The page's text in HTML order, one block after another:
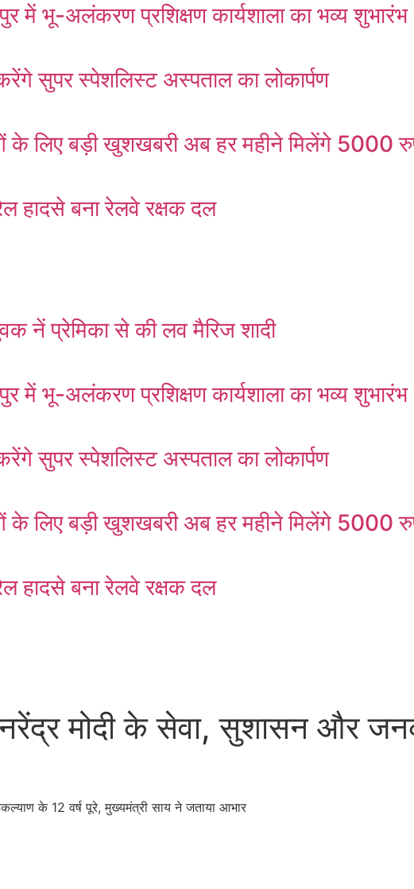
में भू-अलंकरण प्रशिक्षण कार्यशाला का भव्य शुभारंभ
सुपर स्पेशलिस्ट अस्पताल का लोकार्पण
बड़ी खुशखबरी अब हर महीने मिलेंगे 5000
हादसे बना रेलवे रक्षक दल
नें प्रेमिका से की लव मैरिज शादी
में भू-अलंकरण प्रशिक्षण कार्यशाला का भव्य शुभारंभ
सुपर स्पेशलिस्ट अस्पताल का लोकार्पण
बड़ी खुशखबरी अब हर महीने मिलेंगे 5000
हादसे बना रेलवे रक्षक दल
मोदी के सेवा, सुशासन और